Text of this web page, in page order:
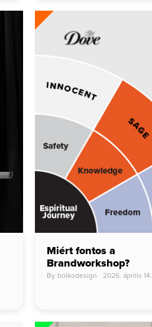
Miért fontos a
Brandworkshop?
By bolkodesign 2026. április 14.